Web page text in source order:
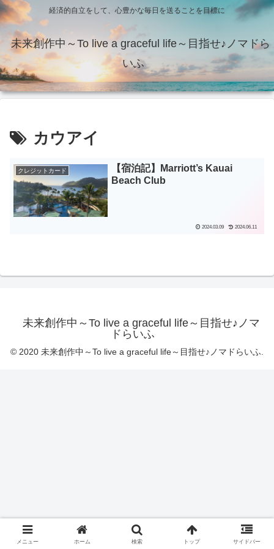
経済的自立をして、心豊かな毎日を送ることを目標に
未来創作中～To live a graceful life～目指せ♪ノマドら
いふ
カウアイ
クレジットカード
【宿泊記】Marriott’s Kauai
Beach Club
2024.03.09 2024.06.11
未来創作中～To live a graceful life～目指せ♪ノマ
ドらいふ
© 2020 未来創作中～To live a graceful life～目指せ♪ノマドらいふ.
メニュー ホーム 検索 トップ サイドバー